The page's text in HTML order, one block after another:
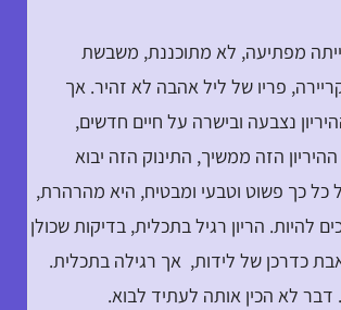
מפתיעה, לא מתוכננת, משבשת
פריו של ליל אהבה לא זהיר. אך
נצבעה ובישרה על חיים חדשים,
הזה ממשיך, התינוק הזה יבוא
כל כך פשוט וטבעי ומבטיח, היא מהרהרת,
להיות. הריון רגיל בתכלית, בדיקות שכולן
כדרכן של לידות, אך רגילה בתכלית.
לא הכין אותה לעתיד לבוא.